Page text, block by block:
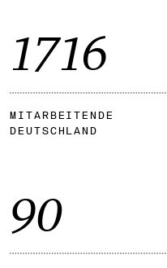
1955
MITARBEITENDE
DEUTSCHLAND
106